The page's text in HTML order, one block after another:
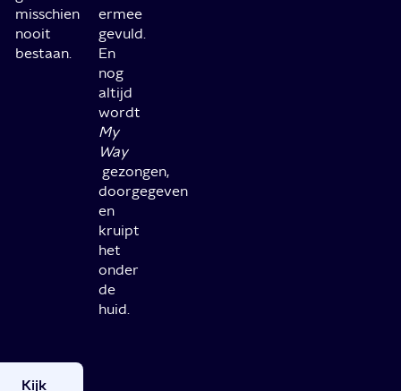
misschien
nooit
bestaan.
ermee
gevuld.
En
nog
altijd
wordt
My
Way
gezongen,
doorgegeven
en
kruipt
het
onder
de
huid.
Kijk